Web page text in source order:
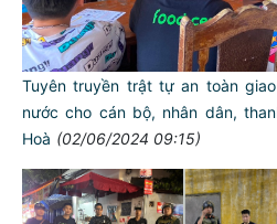
Tuyên truyền trật tự an toàn
nước cho cán bộ, nhân dân,
Hoà (02/06/2024 09:15)